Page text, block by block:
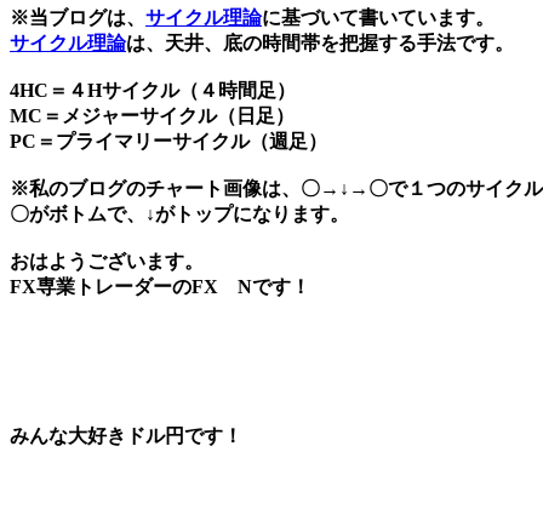
※当ブログは、 サイクル理論に基づいて書いています。
サイクル理論は、天井、底の時間帯を把握する手法です。
4HC＝４Hサイクル（４時間足）
MC＝メジャーサイクル（日足）
PC＝プライマリーサイクル（週足）
※私のブログのチャート画像は、〇→↓→〇で１つのサイクル
〇がボトムで、↓がトップになります。
おはようございます。
FX専業トレーダーのFX Nです！
みんな大好きドル円です！